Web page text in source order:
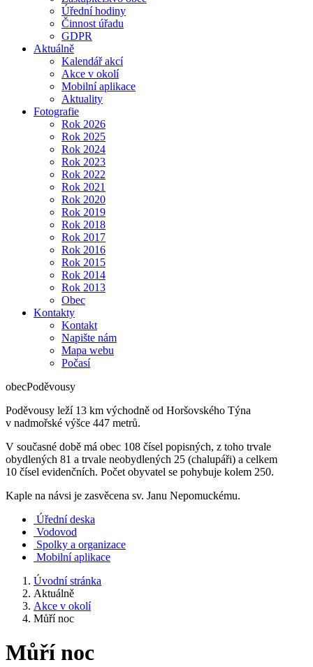
Úřední hodiny
Činnost úřadu
GDPR
Aktuálně
Kalendář akcí
Akce v okolí
Mobilní aplikace
Aktuality
Fotografie
Rok 2026
Rok 2025
Rok 2024
Rok 2023
Rok 2022
Rok 2021
Rok 2020
Rok 2019
Rok 2018
Rok 2017
Rok 2016
Rok 2015
Rok 2014
Rok 2013
Obec
Kontakty
Kontakt
Napište nám
Mapa webu
Počasí
obecPoděvousy
Poděvousy leží 13 km východně od Horšovského Týna
v nadmořské výšce 447 metrů.
V současné době má obec 108 čísel popisných, z toho trvale
obydlených 81 a trvale neobydlených 25 (chalupáři) a celkem
10 čísel evidenčních. Počet obyvatel se pohybuje kolem 250.
Kaple na návsi je zasvěcena sv. Janu Nepomuckému.
Úřední deska
Vodovod
Spolky a organizace
Mobilní aplikace
Úvodní stránka
Aktuálně
Akce v okolí
Můří noc
Můří noc